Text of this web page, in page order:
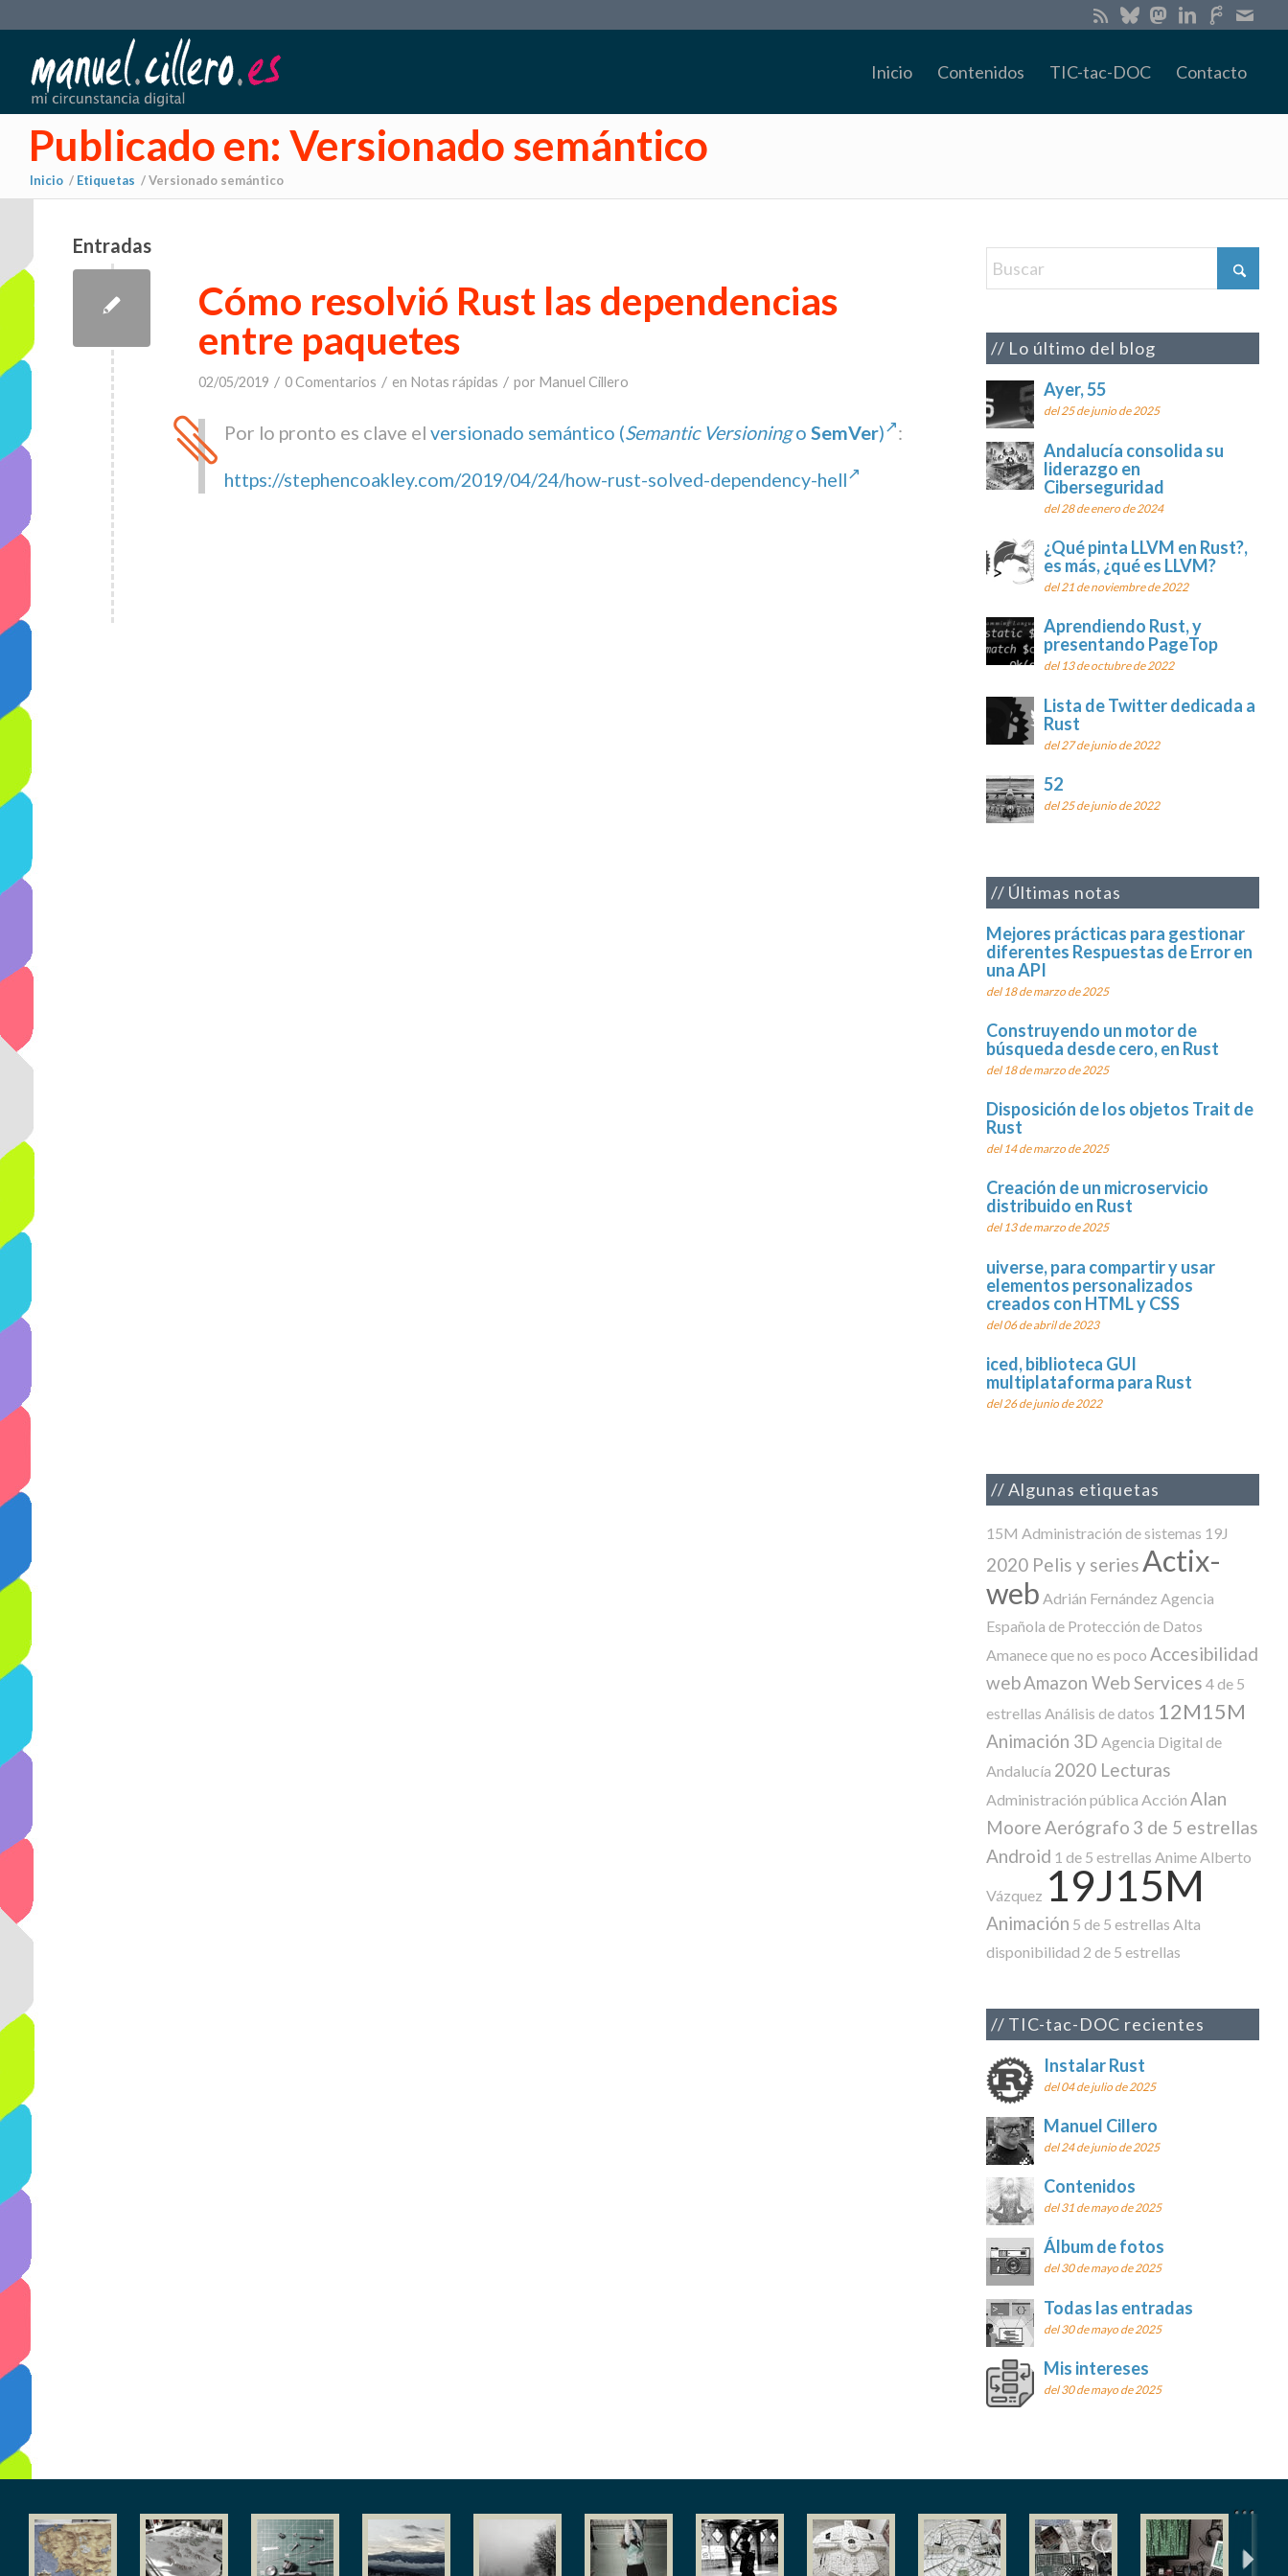
Inicio Contenidos TIC-tac-DOC Contacto
Publicado en: Versionado semántico
Inicio / Etiquetas /Versionado semántico
Entradas
Cómo resolvió Rust las dependencias
entre paquetes
02/05/2019 / 0 Comentarios / en Notas rápidas / por Manuel Cillero
Por lo pronto es clave el versionado semántico (Semantic Versioningo SemVer) :
https://stephencoakley.com/2019/04/24/how-rust-solved-dependency-hell
Lo último del blog
Ayer, 55
del 25 de junio de 2025
Andalucía consolida su
liderazgo en
Ciberseguridad
del 28 de enero de 2024
¿Qué pinta LLVM en Rust?,
es más, ¿qué es LLVM?
del 21 de noviembre de 2022
Aprendiendo Rust, y
presentando PageTop
del 13 de octubre de 2022
Lista de Twitter dedicada a
Rust
del 27 de junio de 2022
52
del 25 de junio de 2022
Últimas notas
Mejores prácticas para gestionar
diferentes Respuestas de Error en
una API
del 18 de marzo de 2025
Construyendo un motor de
búsqueda desde cero, en Rust
del 18 de marzo de 2025
Disposición de los objetos Trait de
Rust
del 14 de marzo de 2025
Creación de un microservicio
distribuido en Rust
del 13 de marzo de 2025
uiverse, para compartir y usar
elementos personalizados
creados con HTML y CSS
del 06 de abril de 2023
iced, biblioteca GUI
multiplataforma para Rust
del 26 de junio de 2022
Algunas etiquetas
15M Administración de sistemas 19J
2020 Pelis y seriesActix-
web Adrián Fernández Agencia
Española de Protección de Datos
Amanece que no es poco Accesibilidad
webAmazon Web Services 4 de 5
estrellas Análisis de datos 12M15M
Animación 3D Agencia Digital de
Andalucía 2020 Lecturas
Administración pública Acción Alan
MooreAerógrafo 3 de 5 estrellas
Android 1 de 5 estrellas AnimeAlberto
Vázquez 19J15M
Animación 5 de 5 estrellas Alta
disponibilidad 2 de 5 estrellas
TIC-tac-DOC recientes
Instalar Rust
del 04 de julio de 2025
Manuel Cillero
del 24 de junio de 2025
Contenidos
del 31 de mayo de 2025
Álbum de fotos
del 30 de mayo de 2025
Todas las entradas
del 30 de mayo de 2025
Mis intereses
del 30 de mayo de 2025